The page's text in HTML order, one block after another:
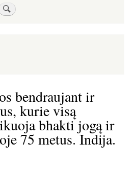
bendraujant ir
kurie visą
bhakti jogą ir
75 metus. Indija.